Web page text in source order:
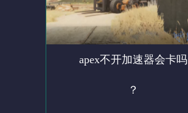
apex不开加速器会卡吗
？